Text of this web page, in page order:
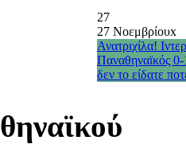
27
27 Νοεμβρίουx
Ανατριχίλα!
Παναθηναϊκός
δεν το είδατε